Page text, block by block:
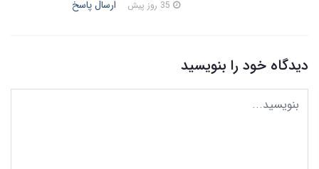
ارسال پاسخ
دیدگاه خود را بنویسید